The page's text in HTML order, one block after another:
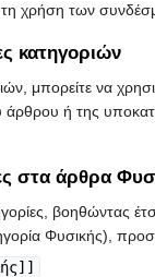
χρήση των
κατηγοριών
μπορείτε να
ή της
στα άρθρα
βοηθώντας
Φυσικής),